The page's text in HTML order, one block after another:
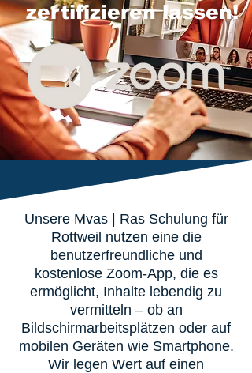
zertifizieren lassen!
Unsere Mvas | Ras Schulung für
Rottweil nutzen eine die
benutzerfreundliche und
kostenlose Zoom-App, die es
ermöglicht, Inhalte lebendig zu
vermitteln – ob an
Bildschirmarbeitsplätzen oder auf
mobilen Geräten wie Smartphone.
Wir legen Wert auf einen